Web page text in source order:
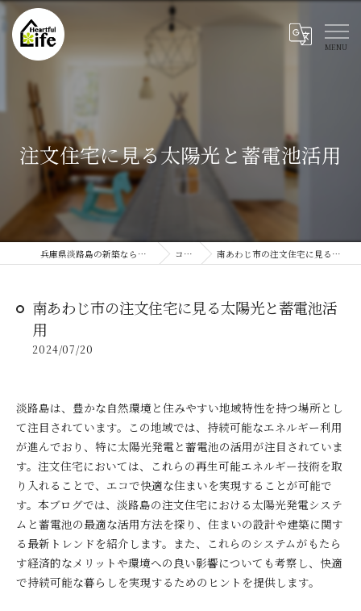
注文住宅に見る太陽光と蓄電池活用
兵庫県淡路島の新築ならハートフルライフ コラム 南あわじ市の注文住宅に見る太陽光と蓄電池活用
南あわじ市の注文住宅に見る太陽光と蓄電池活
用
2024/07/20
淡路島は、豊かな自然環境と住みやすい地域特性を持つ場所とし
て注目されています。この地域では、持続可能なエネルギー利用
が進んでおり、特に太陽光発電と蓄電池の活用が注目されていま
す。注文住宅においては、これらの再生可能エネルギー技術を取
り入れることで、エコで快適な住まいを実現することが可能で
す。本ブログでは、淡路島の注文住宅における太陽光発電システ
ムと蓄電池の最適な活用方法を探り、住まいの設計や建築に関す
る最新トレンドを紹介します。また、これらのシステムがもたら
す経済的なメリットや環境への良い影響についても考察し、快適
で持続可能な暮らしを実現するためのヒントを提供します。